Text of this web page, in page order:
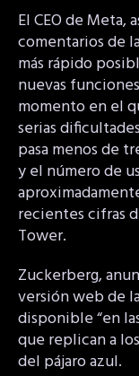
El CEO de Meta,
comentarios de
más rápido
nuevas
momento en el
serias
pasa menos de
y el número de
recientes cifras
Tower.
Zuckerberg,
versión web de
disponible “en
que replican a
del pájaro azul.